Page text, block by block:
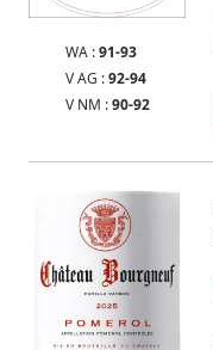
WA :91-93
V AG :92-94
V NM :90-92